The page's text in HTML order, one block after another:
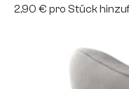
2,90 € pro Stück